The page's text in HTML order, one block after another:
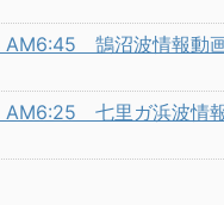
AM6:45 鵠沼波情報動
AM6:25 七里ガ浜波情